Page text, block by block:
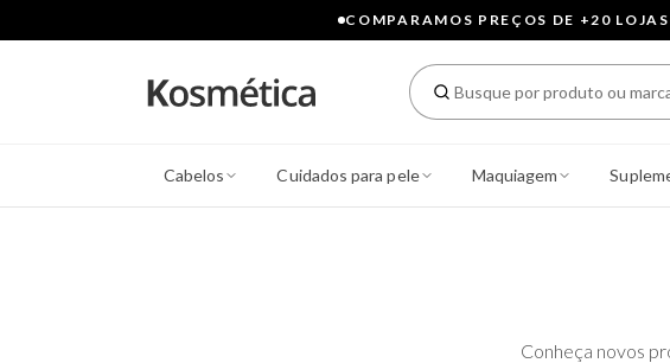
COMPARAMOS PREÇOS DE +20 LOJAS
Cabelos Cuidados para pele Maquiagem
Conheça novos